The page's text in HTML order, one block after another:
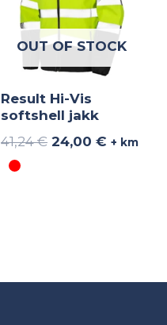
OUT OF STOCK
Result Hi-Vis
softshell jakk
41,24€ 24,00 € + km